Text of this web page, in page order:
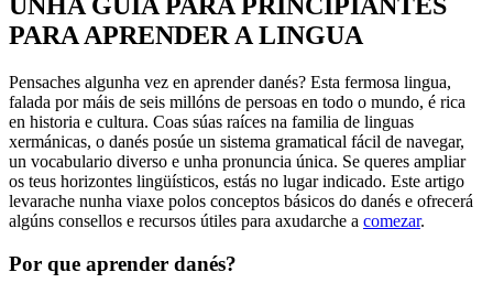
PARA APRENDER A LINGUA
Pensaches algunha vez en aprender danés? Esta fermosa lingua,
falada por máis de seis millóns de persoas en todo o mundo, é rica
en historia e cultura. Coas súas raíces na familia de linguas
xermánicas, o danés posúe un sistema gramatical fácil de navegar,
un vocabulario diverso e unha pronuncia única. Se queres ampliar
os teus horizontes lingüísticos, estás no lugar indicado. Este artigo
levarache nunha viaxe polos conceptos básicos do danés e ofrecerá
algúns consellos e recursos útiles para axudarche a comezar.
Por que aprender danés?